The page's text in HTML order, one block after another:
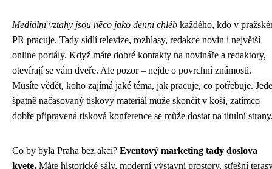
Mediální vztahy jsou něco jako denní chléb každého, kdo v
PR pracuje. Tady sídlí televize, rozhlasy, redakce novin i největší
online portály. Když máte dobré kontakty na novináře a redaktory,
otevírají se vám dveře. Ale pozor – nejde o povrchní známosti.
Musíte vědět, koho zajímá jaké téma, jak pracuje, co potřebuje.
špatně načasovaný tiskový materiál může skončit v koši, zatímco
dobře připravená tisková konference se může dostat na titulní
Co by byla Praha bez akcí? Eventový marketing tady doslova
kvete. Máte historické sály, moderní výstavní prostory, střešní